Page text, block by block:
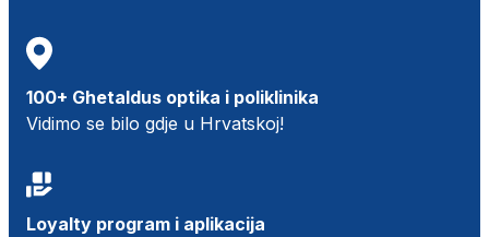
100+ Ghetaldus optika i poliklinika
Vidimo se bilo gdje u Hrvatskoj!
Loyalty program i aplikacija